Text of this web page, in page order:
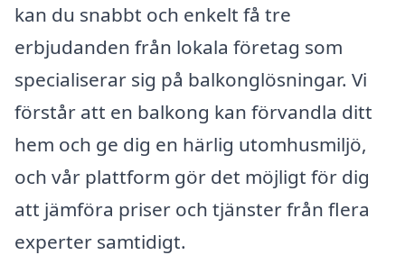
kan du snabbt och enkelt få tre
erbjudanden från lokala företag som
specialiserar sig på balkonglösningar. Vi
förstår att en balkong kan förvandla ditt
hem och ge dig en härlig utomhusmiljö,
och vår plattform gör det möjligt för dig
att jämföra priser och tjänster från flera
experter samtidigt.